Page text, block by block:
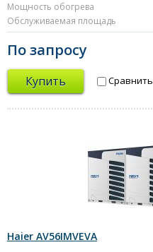
Мощность обогрева
Обслуживаемая площадь
По запросу
Купить Сравнить
Haier AV56IMVEVA